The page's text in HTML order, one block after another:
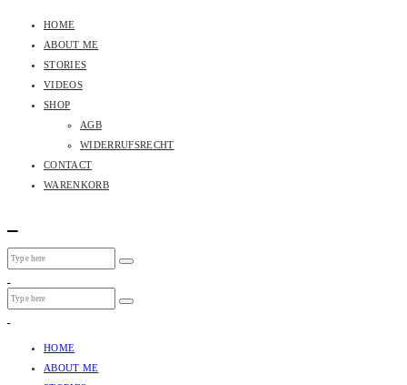
HOME
ABOUT ME
STORIES
VIDEOS
SHOP
AGB
WIDERRUFSRECHT
CONTACT
WARENKORB
HOME
ABOUT ME